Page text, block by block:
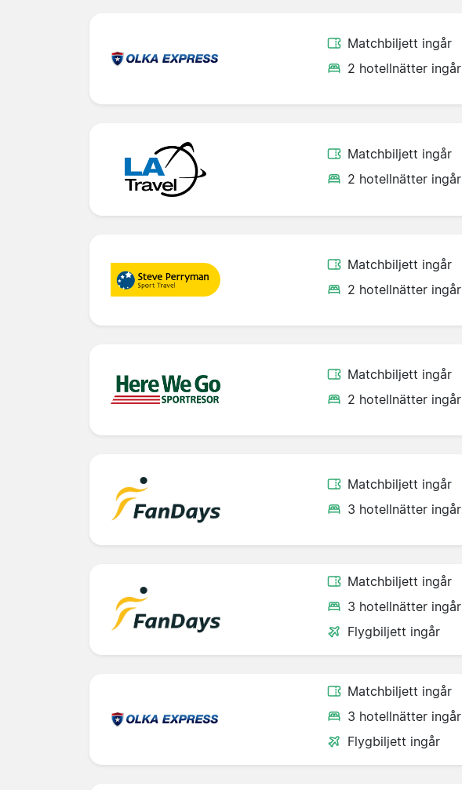
Matchbiljett ingår
2 hotellnätter ingår
Matchbiljett ingår
2 hotellnätter ingår
Matchbiljett ingår
2 hotellnätter ingår
Matchbiljett ingår
2 hotellnätter ingår
Matchbiljett ingår
3 hotellnätter ingår
Matchbiljett ingår
3 hotellnätter ingår
Flygbiljett ingår
Matchbiljett ingår
3 hotellnätter ingår
Flygbiljett ingår